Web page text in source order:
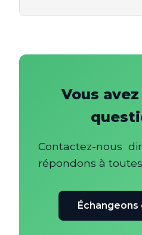
Vous
Contactez-nous
répondons à